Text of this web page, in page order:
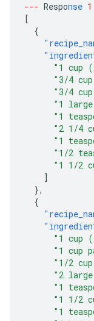
--- Response 1
[
{
"1 cup
"3/4
"3/4
"1 large
"1
"2 1/4
"1
"1/2
"1 1/2
]
},
{
"1 cup
"1 cup
"1/2
"2 large
"1
"1 1/2
"1